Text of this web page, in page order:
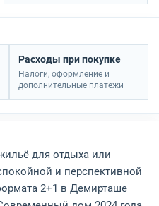
Расходы при покупке
Налоги, оформление и
дополнительные платежи
для отдыха или
и перспективной
2+1 в Демирташе